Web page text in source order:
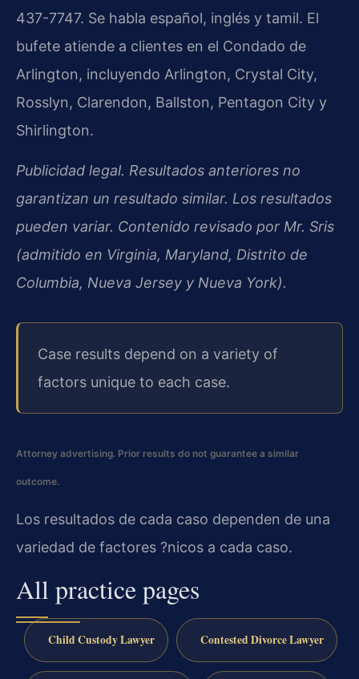
437-7747. Se habla español, inglés y tamil. El
bufete atiende a clientes en el Condado de
Arlington, incluyendo Arlington, Crystal City,
Rosslyn, Clarendon, Ballston, Pentagon City y
Shirlington.
Publicidad legal. Resultados anteriores no
garantizan un resultado similar. Los resultados
pueden variar. Contenido revisado por Mr. Sris
(admitido en Virginia, Maryland, Distrito de
Columbia, Nueva Jersey y Nueva York).
Case results depend on a variety of
factors unique to each case.
Attorney advertising. Prior results do not guarantee a similar
outcome.
Los resultados de cada caso dependen de una
variedad de factores ?nicos a cada caso.
All practice pages
Child Custody Lawyer Contested Divorce Lawyer